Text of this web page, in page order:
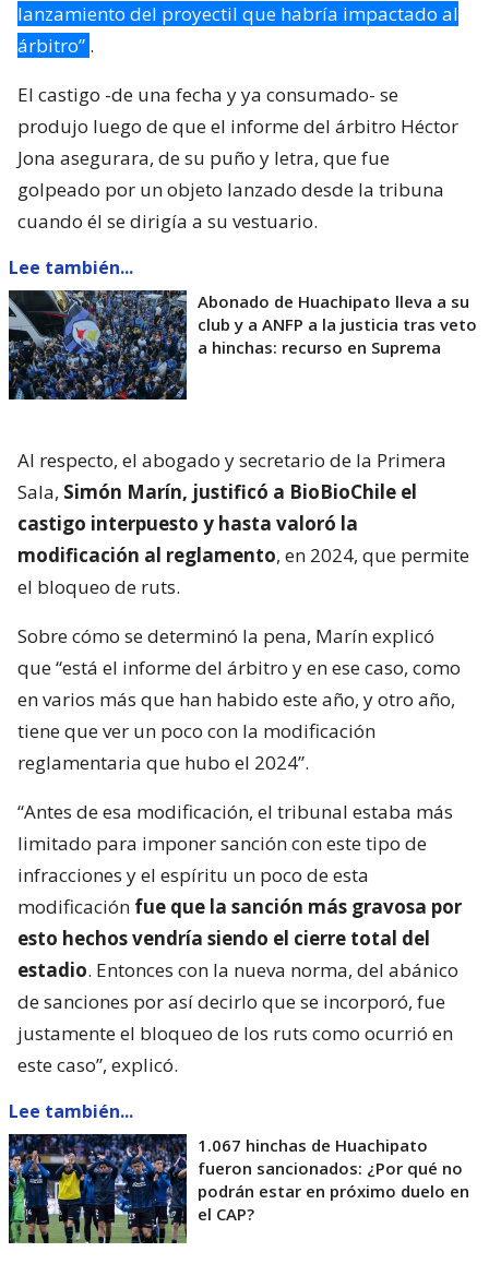
lanzamiento del proyectil que habría impactado al
árbitro” .
El castigo -de una fecha y ya consumado- se
produjo luego de que el informe del árbitro Héctor
Jona asegurara, de su puño y letra, que fue
golpeado por un objeto lanzado desde la tribuna
cuando él se dirigía a su vestuario.
Lee también...
Abonado de Huachipato lleva a su
club y a ANFP a la justicia tras veto
a hinchas: recurso en Suprema
Al respecto, el abogado y secretario de la Primera
Sala, Simón Marín, justificó a BioBioChile el
castigo interpuesto y hasta valoró la
modificación al reglamento, en 2024, que permite
el bloqueo de ruts.
Sobre cómo se determinó la pena, Marín explicó
que “está el informe del árbitro y en ese caso, como
en varios más que han habido este año, y otro año,
tiene que ver un poco con la modificación
reglamentaria que hubo el 2024”.
“Antes de esa modificación, el tribunal estaba más
limitado para imponer sanción con este tipo de
infracciones y el espíritu un poco de esta
modificación fue que la sanción más gravosa por
esto hechos vendría siendo el cierre total del
estadio. Entonces con la nueva norma, del abánico
de sanciones por así decirlo que se incorporó, fue
justamente el bloqueo de los ruts como ocurrió en
este caso”, explicó.
Lee también...
1.067 hinchas de Huachipato
fueron sancionados: ¿Por qué no
podrán estar en próximo duelo en
el CAP?